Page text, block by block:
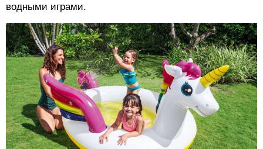
водными играми.